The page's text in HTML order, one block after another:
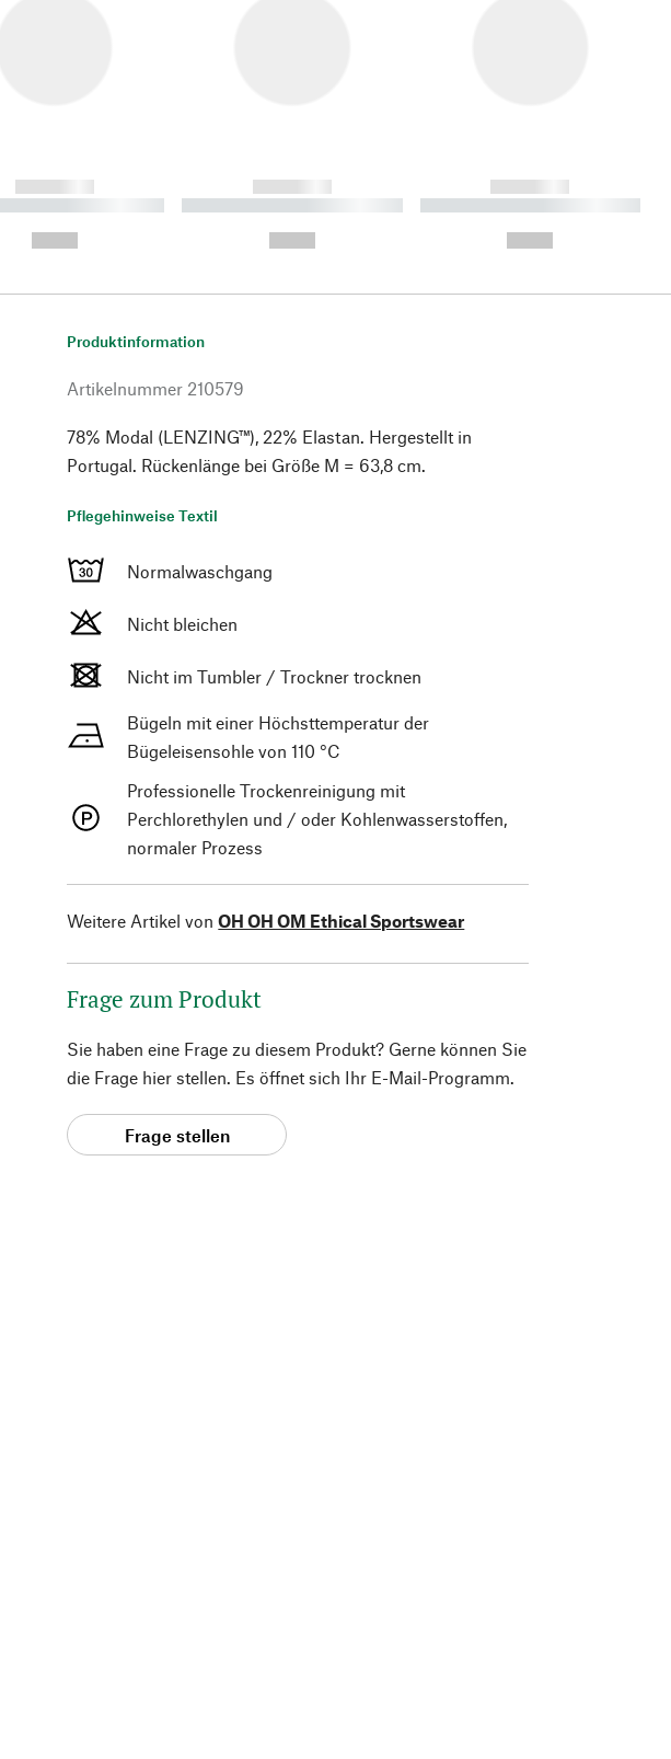
------------
----------- ----------
------------
----------- ----------- ----------
------------
----------- ----------- ----------
Produktinformation
Artikelnummer 210579
78% Modal (LENZING™), 22% Elastan. Hergestellt in
Portugal. Rückenlänge bei Größe M = 63,8 cm.
Pflegehinweise Textil
Normalwaschgang
Nicht bleichen
Nicht im Tumbler / Trockner trocknen
Bügeln mit einer Höchsttemperatur der
Bügeleisensohle von 110 °C
Professionelle Trockenreinigung mit
Perchlorethylen und / oder Kohlenwasserstoffen,
normaler Prozess
Weitere Artikel von OH OH OM Ethical Sportswear
Frage zum Produkt
Sie haben eine Frage zu diesem Produkt? Gerne können Sie
die Frage hier stellen. Es öffnet sich Ihr E-Mail-Programm.
Frage stellen